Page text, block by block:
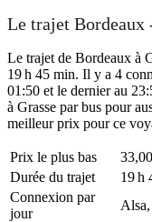
Le trajet Bordeaux
Le trajet de Bordeaux à
19 h 45 min. Il y a 4
01:50 et le dernier au
à Grasse par bus pour
meilleur prix pour ce
Prix ​​le plus bas
Durée du trajet
19 h
Connexion par
jour